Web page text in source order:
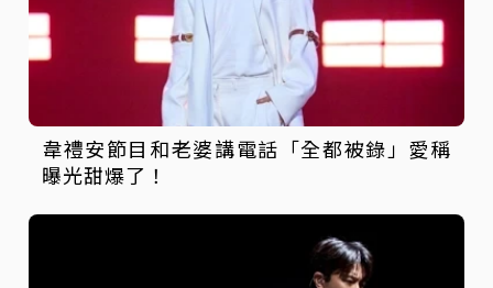
韋禮安節目和老婆講電話「全都被錄」愛稱
曝光甜爆了！